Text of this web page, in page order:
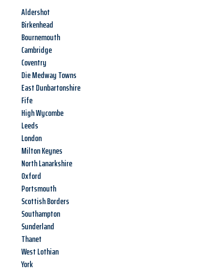
Aldershot
Birkenhead
Bournemouth
Cambridge
Coventry
Die Medway Towns
East Dunbartonshire
Fife
High Wycombe
Leeds
London
Milton Keynes
North Lanarkshire
Oxford
Portsmouth
Scottish Borders
Southampton
Sunderland
Thanet
West Lothian
York